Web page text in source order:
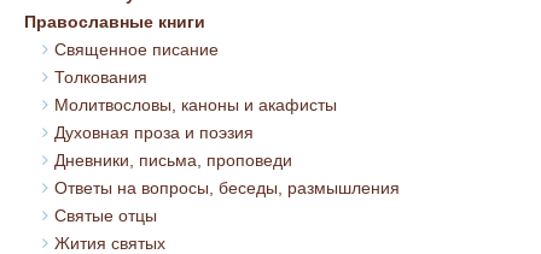
Православные книги
Священное писание
Толкования
Молитвословы, каноны и акафисты
Духовная проза и поэзия
Дневники, письма, проповеди
Ответы на вопросы, беседы, размышления
Святые отцы
Жития святых